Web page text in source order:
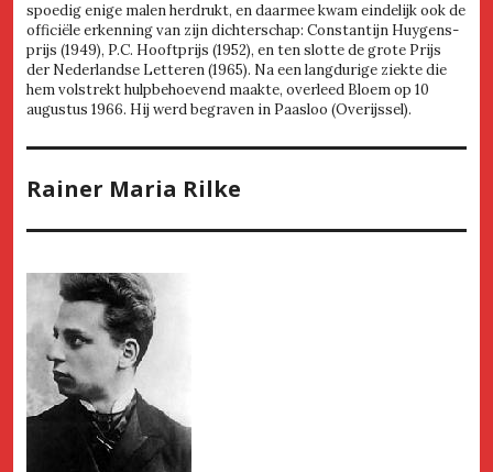
spoedig enige malen herdrukt, en daarmee kwam eindelijk ook de
officiële erkenning van zijn dichterschap: Constantijn Huygens-
prijs (1949), P.C. Hooftprijs (1952), en ten slotte de grote Prijs
der Nederlandse Letteren (1965). Na een langdurige ziekte die
hem volstrekt hulpbehoevend maakte, overleed Bloem op 10
augustus 1966. Hij werd begraven in Paasloo (Overijssel).
Rainer Maria Rilke